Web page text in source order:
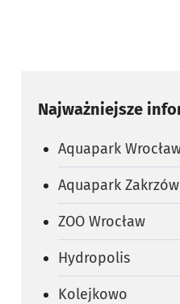
Najważniejsze
Aquapark
Aquapark
ZOO Wrocław
Hydropolis
Kolejkowo